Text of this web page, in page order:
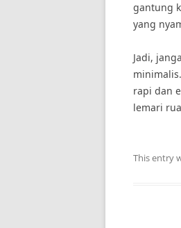
gantung
yang
Jadi,
rapi dan
lemari
This entry